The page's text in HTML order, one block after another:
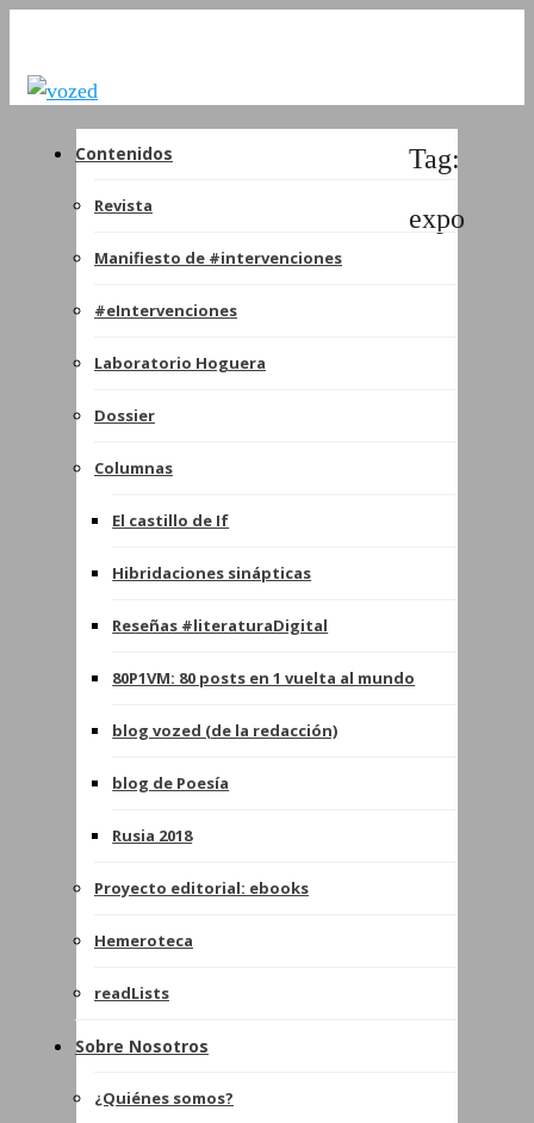
Contenidos
Revista
Manifiesto de #intervenciones
#eIntervenciones
Laboratorio Hoguera
Dossier
Columnas
El castillo de If
Hibridaciones sinápticas
Reseñas #literaturaDigital
80P1VM: 80 posts en 1 vuelta al mundo
blog vozed (de la redacción)
blog de Poesía
Rusia 2018
Proyecto editorial: ebooks
Hemeroteca
readLists
Sobre Nosotros
¿Quiénes somos?
Tag:
expo